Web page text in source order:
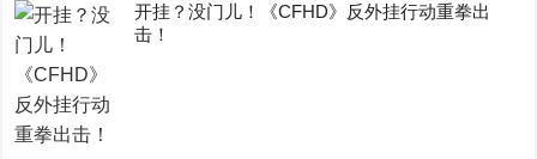
开挂？没门儿！《CFHD》反外挂行动重拳出
击！